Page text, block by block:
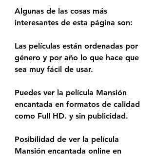
Algunas de las cosas más
interesantes de esta página son:
Las películas están ordenadas por
género y por año lo que hace que
sea muy fácil de usar.
Puedes ver la película Mansión
encantada en formatos de calidad
como Full HD. y sin publicidad.
Posibilidad de ver la película
Mansión encantada online en